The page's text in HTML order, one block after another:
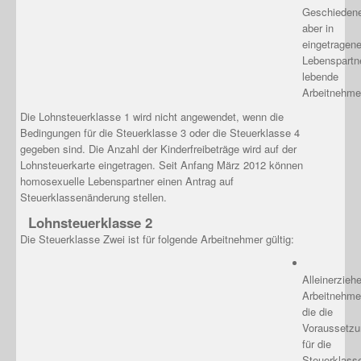
aber in
lebende
Die Lohnsteuerklasse 1 wird nicht angewendet, wenn die
Bedingungen für die Steuerklasse 3 oder die Steuerklasse 4
gegeben sind. Die Anzahl der Kinderfreibeträge wird auf der
Lohnsteuerkarte eingetragen. Seit Anfang März 2012 können
homosexuelle Lebenspartner einen Antrag auf
Steuerklassenänderung stellen.
Lohnsteuerklasse 2
Die Steuerklasse Zwei ist für folgende Arbeitnehmer gültig:
die die
für die